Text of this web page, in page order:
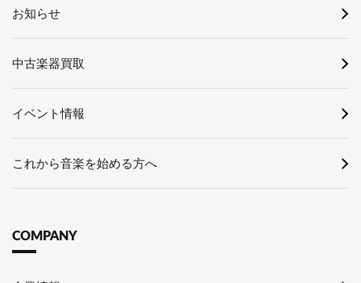
お知らせ
中古楽器買取
イベント情報
これから音楽を始める方へ
COMPANY